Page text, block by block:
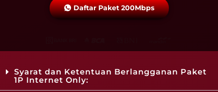
Daftar Paket 200Mbps
Syarat dan Ketentuan Berlangganan Paket
1P Internet Only: